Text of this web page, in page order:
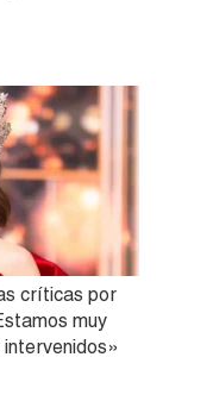
críticas por
muy